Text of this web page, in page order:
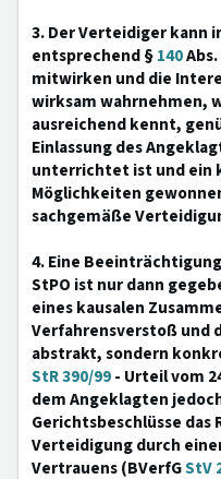
3. Der Verteidiger kann
entsprechend §140
mitwirken und die
wirksam wahrnehmen,
ausreichend kennt,
Einlassung des
unterrichtet ist und ein
Möglichkeiten
sachgemäße
4. Eine
StPO ist nur dann
eines kausalen
Verfahrensverstoß und
abstrakt, sondern
StR 390/99- Urteil vom
dem Angeklagten
Gerichtsbeschlüsse das
Verteidigung durch
Vertrauens (BVerfGStV